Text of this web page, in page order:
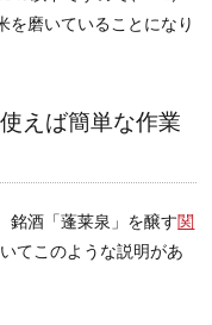
を磨いていることになり
えば簡単な作業
銘酒「蓬莱泉」を醸す関
てこのような説明があ